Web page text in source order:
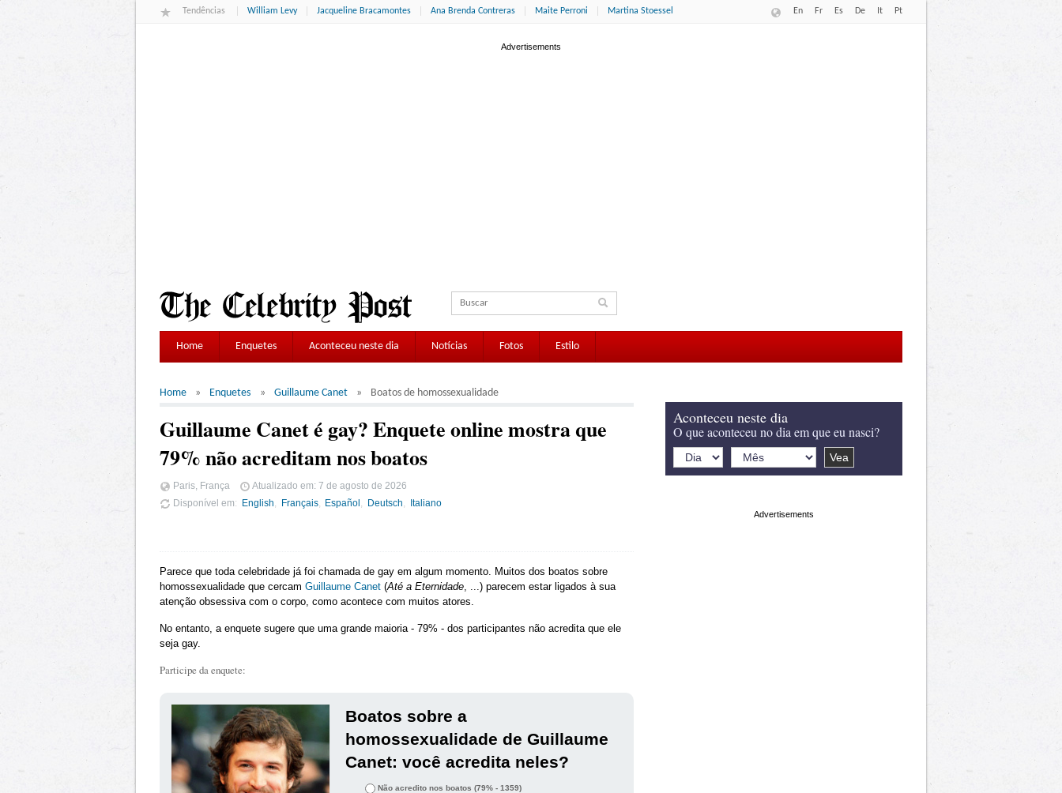
Tendências William Levy Jacqueline Bracamontes Ana Brenda Contreras Maite Perroni Martina Stoessel En Fr Es De It Pt
Home Enquetes Aconteceu neste dia Notícias Fotos Estilo
Home Enquetes Guillaume Canet Boatos de homossexualidade
Guillaume Canet é gay? Enquete online mostra que
79% não acreditam nos boatos
Paris, França Atualizado em: 7 de agosto de 2026
Disponível em
English Français Español Deutsch Italiano
Parece que toda celebridade já foi chamada de gay em algum momento. Muitos dos boatos sobre
homossexualidade que cercam Guillaume Canet (Até a Eternidade , ...) parecem estar ligados à sua
atenção obsessiva com o corpo, como acontece com muitos atores.
No entanto, a enquete sugere que uma grande maioria - 79% - dos participantes não acredita que ele
seja gay.
Participe da enquete:
Boatos sobre a
homossexualidade de Guillaume
Canet: você acredita neles?
Não acredito nos boatos (79% - 1359)
Aconteceu neste dia
O que aconteceu no dia em que eu nasci?